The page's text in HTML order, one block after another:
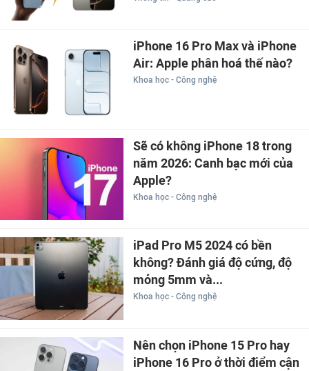
iPhone 16 Pro Max và iPhone
Air: Apple phân hoá thế nào?
Khoa học - Công nghệ
Sẽ có không iPhone 18 trong
năm 2026: Canh bạc mới của
Apple?
Khoa học - Công nghệ
iPad Pro M5 2024 có bền
không? Đánh giá độ cứng, độ
mỏng 5mm và...
Khoa học - Công nghệ
Nên chọn iPhone 15 Pro hay
iPhone 16 Pro ở thời điểm cận